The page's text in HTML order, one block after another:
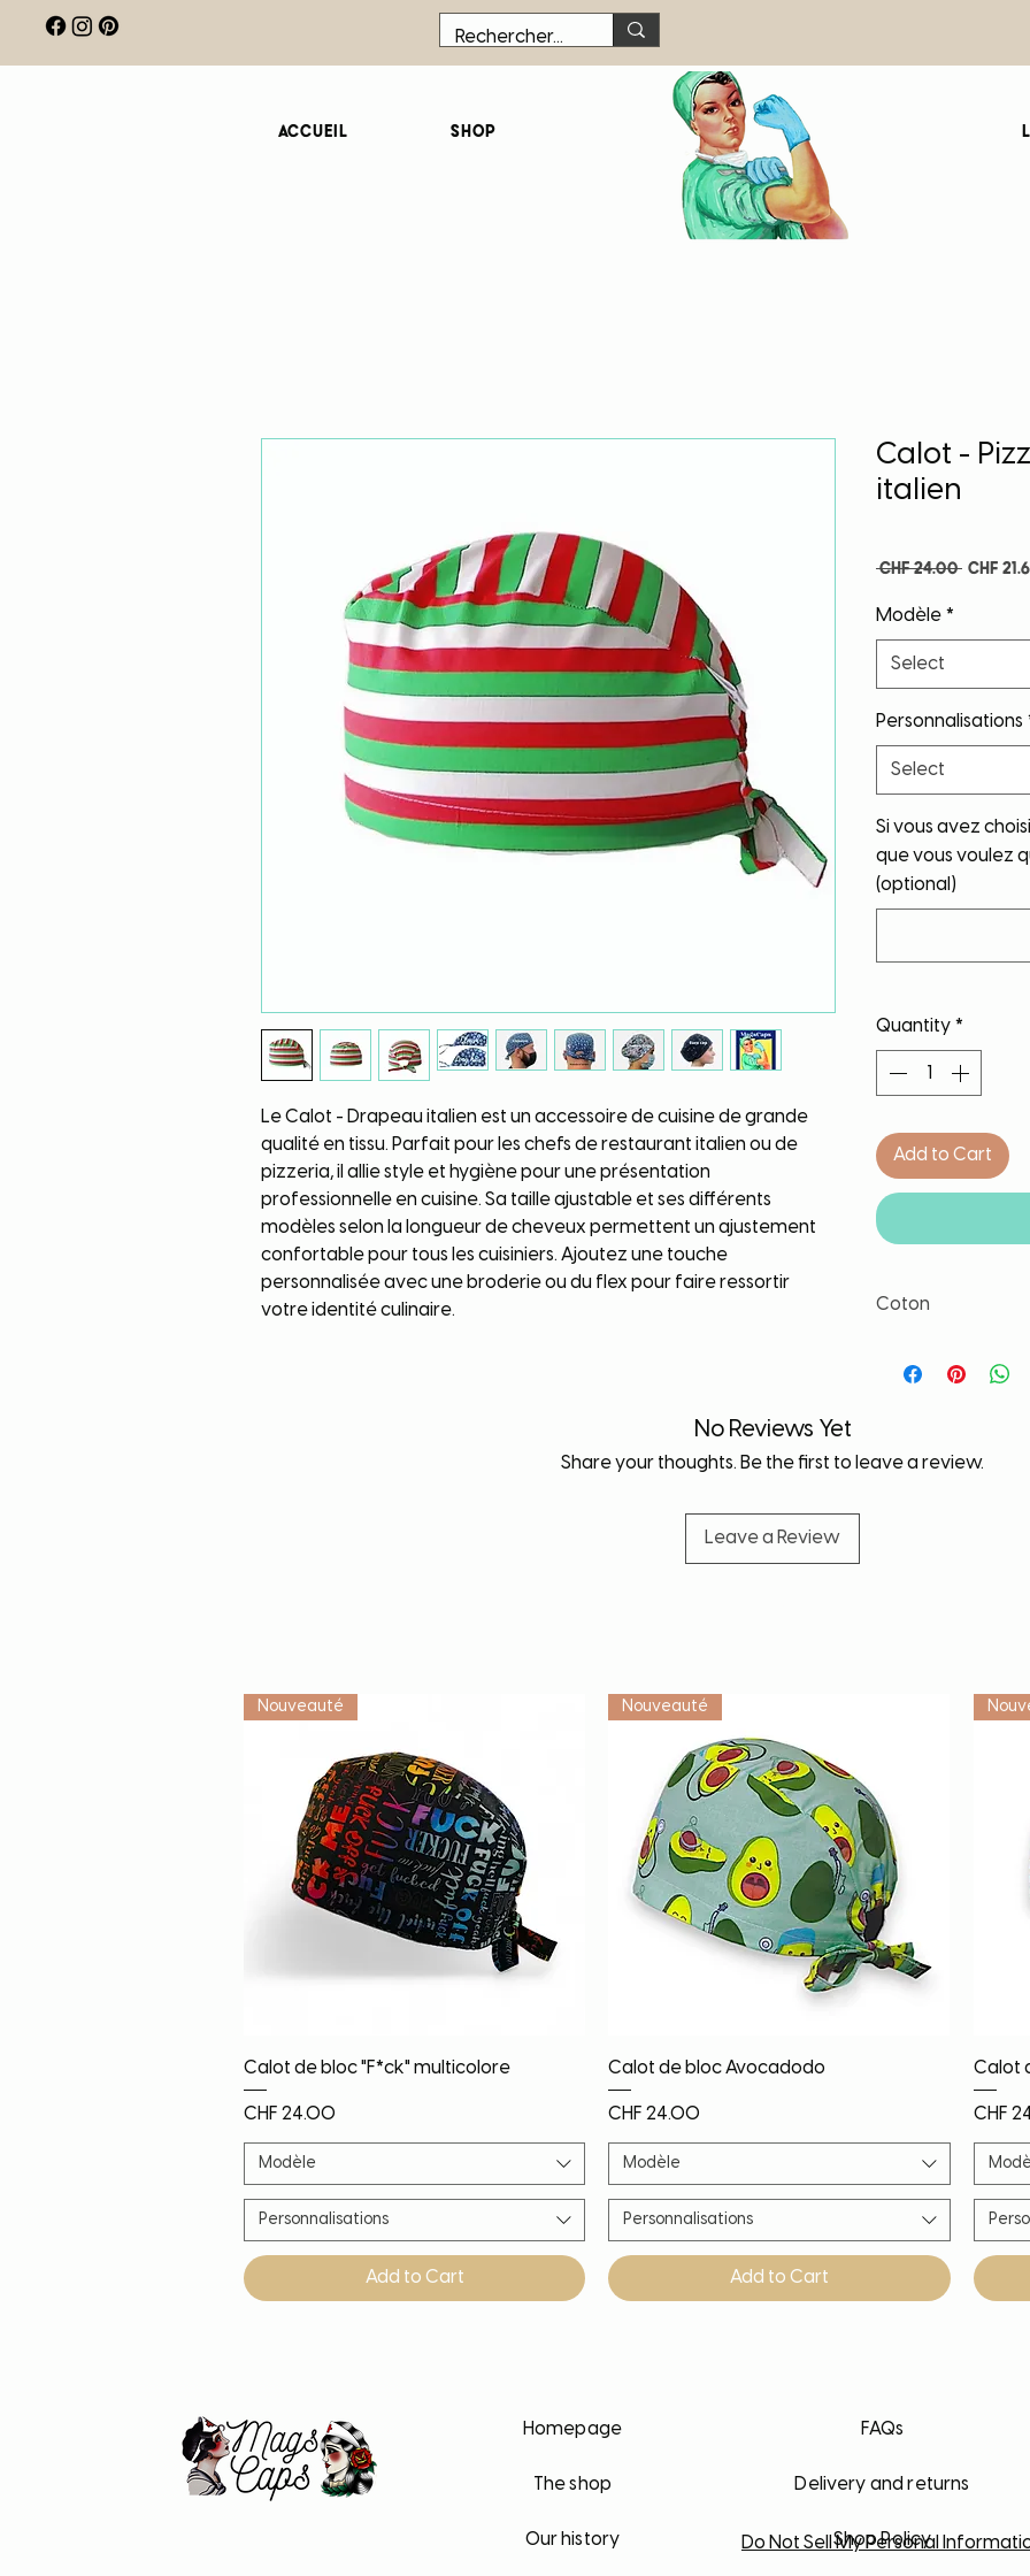
Accueil Shop
Le Calot - Drapeau italien est un accessoire de cuisine de grande
qualité en tissu. Parfait pour les chefs de restaurant italien ou de
pizzeria, il allie style et hygiène pour une présentation
professionnelle en cuisine. Sa taille ajustable et ses différents
modèles selon la longueur de cheveux permettent un ajustement
confortable pour tous les cuisiniers. Ajoutez une touche
personnalisée avec une broderie ou du flex pour faire ressortir
votre identité culinaire.
Calot -
italien
CHF 24.00 CHF
Modèle *
Select
Personnalisations
Select
Si vous avez
que vous voulez
(optional)
Quantity *
Add to Cart
Coton
lavage. Tissu lavé
No Reviews Yet
Share your thoughts. Be the first to leave a review.
Leave a Review
Quick View
Nouveauté
Calot de bloc "F*ck" multicolore
Price
CHF 24.00
Modèle
Personnalisations
Add to Cart
Quick View
Nouveauté
Calot de bloc Avocadodo
Price
CHF 24.00
Modèle
Personnalisations
Add to Cart
Calot
Price
CHF
Homepage
The shop
Our history
FAQs
Delivery and returns
Shop Policy
Do Not Sell My Personal